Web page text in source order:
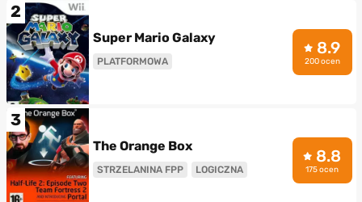
2
Super Mario Galaxy
PLATFORMOWA
8.9
200 ocen
3
The Orange Box
STRZELANINA FPP LOGICZNA
8.8
175 ocen